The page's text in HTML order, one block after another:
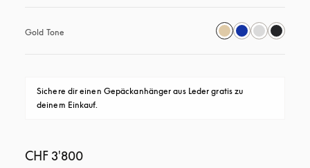
Gold Tone
Sichere dir einen Gepäckanhänger aus Leder gratis zu
deinem Einkauf.
CHF 3'800